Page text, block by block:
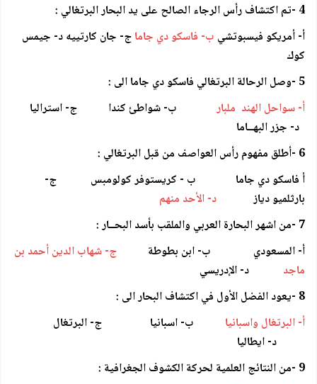
4 -تم اكتشاف رأس الرجاء الصالح على يد البحار البرتغالي :
أ- أمريكو فيسبوتشي ب- فاسكو دي جاماج- جان كارتييه د- جيمس
كوك
5 -وصل الرحالة البرتغالي فاسكو دي جاما الى :
أ- سواحل الهند ملبار
ب- شواطئ كندا ج- استراليا
د- جزر البهــاما
6 -أطلق مفهوم رأس العواصف من قبل البرتغالي :
أ فاسكو دي جاما ب - كريستوفر كولومبس ج-
بارثلميو دياز
د- الأحد منهم
7 -من اشهر البحارة العربي والملقب بأسد البحــار :
أ- المسعودي ب- ابن بطوطة
ج- شهاب الدين أحمد بن
ماجد
د- الإدريسي
8 -يعود الفضل الأول في اكتشاف البحار الى :
أ- البرتغال واسبانيا
ب- اسبانيا ج- البرتغال
د- ايطاليا
9 -من النتائج العلمية لحركة الكشوف الجغرافية :